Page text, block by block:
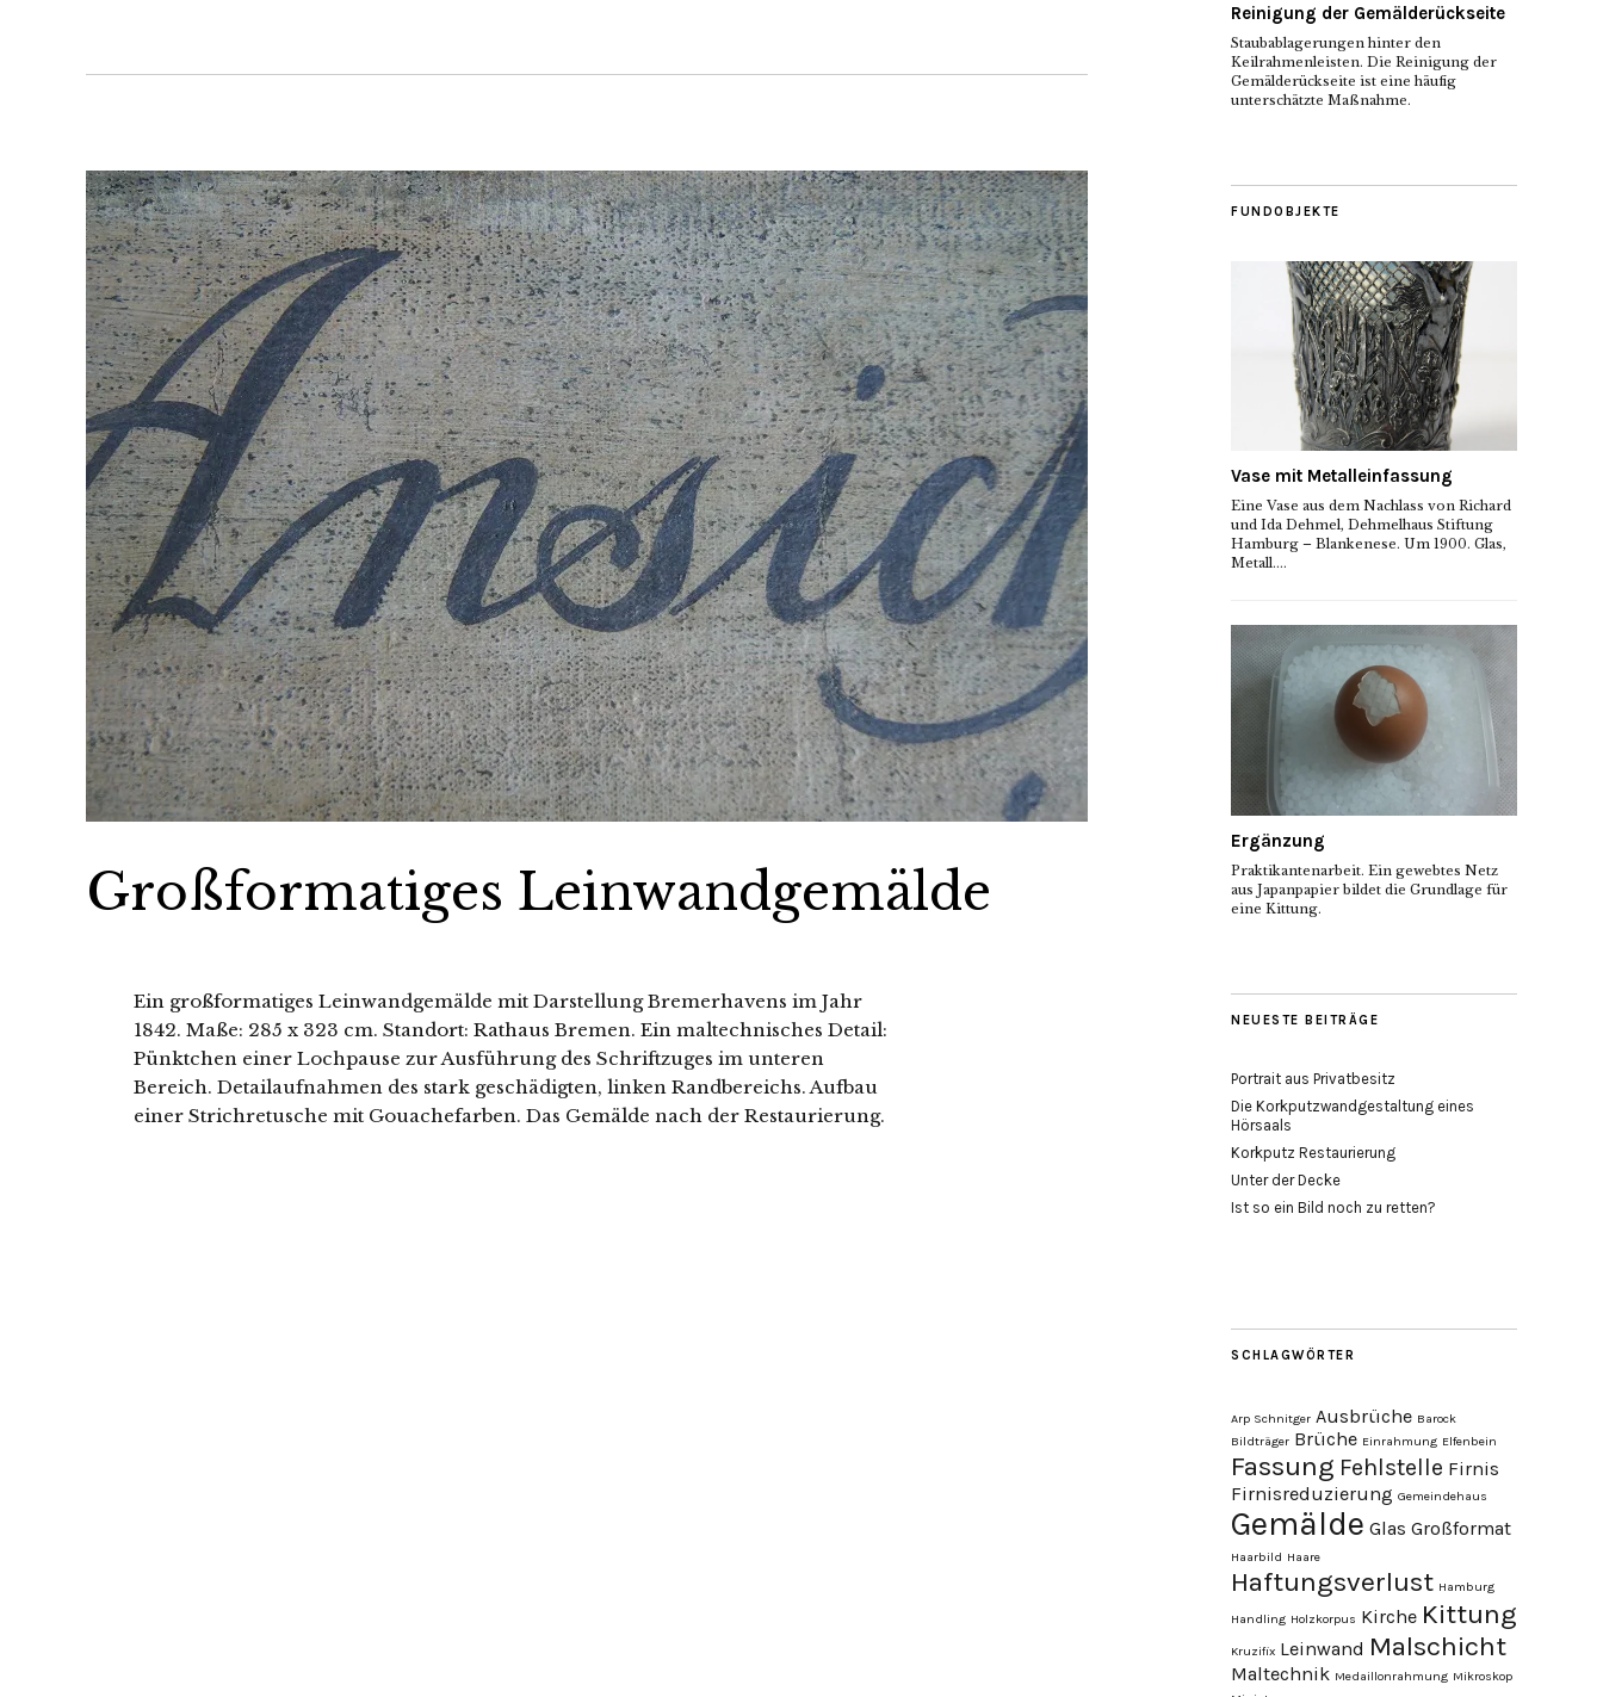
Großformatiges Leinwandgemälde
Ein großformatiges Leinwandgemälde mit Darstellung Bremerhavens im Jahr
1842. Maße: 285 x 323 cm. Standort: Rathaus Bremen. Ein maltechnisches Detail:
Pünktchen einer Lochpause zur Ausführung des Schriftzuges im unteren
Bereich. Detailaufnahmen des stark geschädigten, linken Randbereichs. Aufbau
einer Strichretusche mit Gouachefarben. Das Gemälde nach der Restaurierung.
Reinigung der Gemälderückseite
Staubablagerungen hinter den
Keilrahmenleisten. Die Reinigung der
Gemälderückseite ist eine häufig
unterschätzte Maßnahme.
FUNDOBJEKTE
Vase mit Metalleinfassung
Eine Vase aus dem Nachlass von Richard
und Ida Dehmel, Dehmelhaus Stiftung
Hamburg – Blankenese. Um 1900. Glas,
Metall....
Ergänzung
Praktikantenarbeit. Ein gewebtes Netz
aus Japanpapier bildet die Grundlage für
eine Kittung.
NEUESTE BEITRÄGE
Portrait aus Privatbesitz
Die Korkputzwandgestaltung eines
Hörsaals
Korkputz Restaurierung
Unter der Decke
Ist so ein Bild noch zu retten?
SCHLAGWÖRTER
Arp Schnitger Ausbrüche Barock
Bildträger Brüche Einrahmung Elfenbein
Fassung Fehlstelle Firnis
Firnisreduzierung Gemeindehaus
Gemälde Glas Großformat
Haarbild Haare
Haftungsverlust Hamburg
Handling Holzkorpus Kirche Kittung
Kruzifix Leinwand Malschicht
Maltechnik Medaillonrahmung Mikroskop